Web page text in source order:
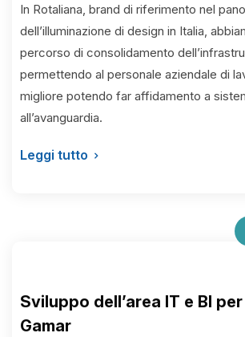
In Rotaliana, brand di riferimento nel
dell’illuminazione di design in Italia,
percorso di consolidamento
permettendo al personale aziendale di
migliore potendo far affidamento a
all’avanguardia.
Leggi tutto
Sviluppo dell’area IT e BI
Gamar